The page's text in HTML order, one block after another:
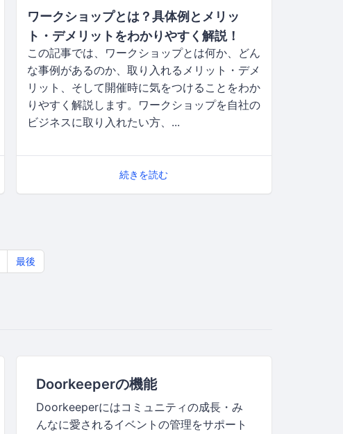
ワークショップとは？具体例とメリッ
ト・デメリットをわかりやすく解説！
この記事では、ワークショップとは何か、どん
な事例があるのか、取り入れるメリット・デメ
リット、そして開催時に気をつけることをわか
りやすく解説します。ワークショップを自社の
ビジネスに取り入れたい方、...
続きを読む
最後
Doorkeeperの機能
Doorkeeperにはコミュニティの成長・み
んなに愛されるイベントの管理をサポート